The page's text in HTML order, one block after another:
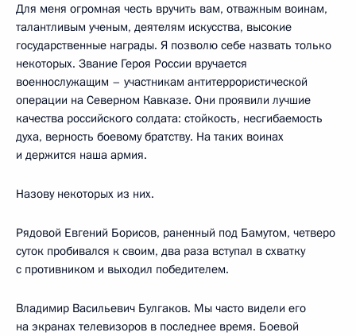
Для меня огромная честь вручить вам, отважным воинам,
талантливым ученым, деятелям искусства, высокие
государственные награды. Я позволю себе назвать только
некоторых. Звание Героя России вручается
военнослужащим – участникам антитеррористической
операции на Северном Кавказе. Они проявили лучшие
качества российского солдата: стойкость, несгибаемость
духа, верность боевому братству. На таких воинах
и держится наша армия.
Назову некоторых из них.
Рядовой Евгений Борисов, раненный под Бамутом, четверо
суток пробивался к своим, два раза вступал в схватку
с противником и выходил победителем.
Владимир Васильевич Булгаков. Мы часто видели его
на экранах телевизоров в последнее время. Боевой